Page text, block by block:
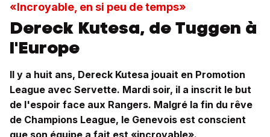
«Incroyable, en si peu de temps»
Dereck Kutesa, de Tuggen à
l'Europe
Il y a huit ans, Dereck Kutesa jouait en Promotion
League avec Servette. Mardi soir, il a inscrit le but
de l'espoir face aux Rangers. Malgré la fin du rêve
de Champions League, le Genevois est conscient
que son équipe a fait est «incroyable».